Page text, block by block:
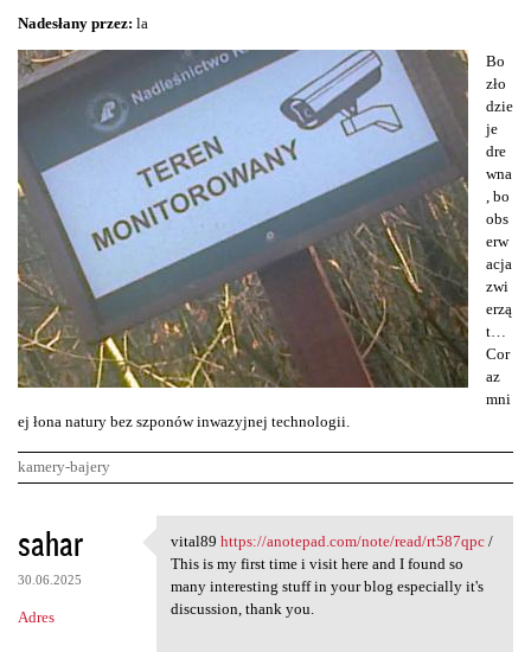
Nadesłany przez: la
Bo
zło
dzie
je
dre
wna
, bo
obs
erw
acja
zwi
erzą
t…
Cor
az
mni
ej łona natury bez szponów inwazyjnej technologii.
kamery-bajery
K
o
m
e
sahar
30.06.2025
Adres
vital89 https://anotepad.com
vital89 https://anotepad.com/note/read/rt587qpc/
This is my first time i visit here and I found so
many interesting stuff in your blog especially it's
discussion, thank you.